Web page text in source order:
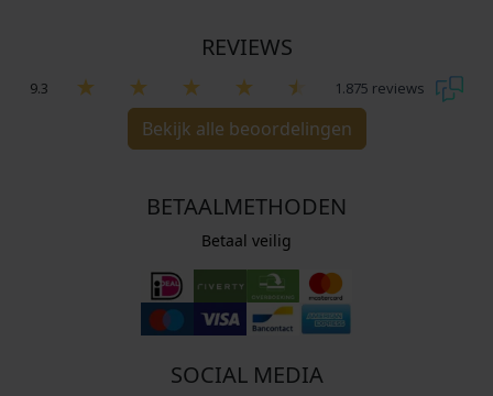
REVIEWS
9.3 1.875 reviews
Bekijk alle beoordelingen
BETAALMETHODEN
Betaal veilig
SOCIAL MEDIA